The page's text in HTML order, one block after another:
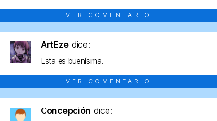
VER COMENTARIO
ArtEze dice:
Esta es buenísima.
VER COMENTARIO
Concepción dice: